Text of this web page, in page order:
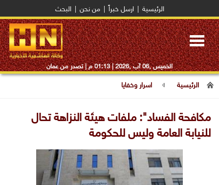
الرئيسية ارسل خبراً من نحن البحث
Toggle
navigation
الخميس ,06 آب ,2026 | 01:13 م | تصدر من عمان
الرئيسية اسرار وخفايا
مكافحة الفساد": ملفات هيئة النزاهة تحال
للنيابة العامة وليس للحكومة